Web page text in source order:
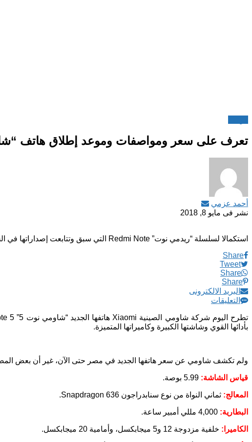
تعرف على سعر ومواصفات وموعد إطلاق هاتف “شاومي
أحمد عزمي
نشر فى مايو 8, 2018
استكمالا لسلسلة “ريدمي نوت” Redmi Note التي سبق وتتابعت إصداراتها في السوق المصري، وتميزت بأدائها القوي وشاشتها الكبيرة وكاميراتها المتميزة
Share
Tweet
Share
Share
البريد الالكترونى
التعليقات
بأدائها القوي وشاشتها الكبيرة وكاميراتها المتميزة.
ولم تكشف شاومي عن سعر هاتفها الجديد في مصر حتى الآن، غير أن بعض المصادر بالشركة ترجح أن يتراوح سعره
قياس الشاشة:
المعالج: ثماني النواة من نوع سنابدراجون Snapdragon 636.
البطارية:
الكاميرا: خلفية مزدوجة 12 و5 ميجابكسل، وأمامية 20 ميجابكسل.